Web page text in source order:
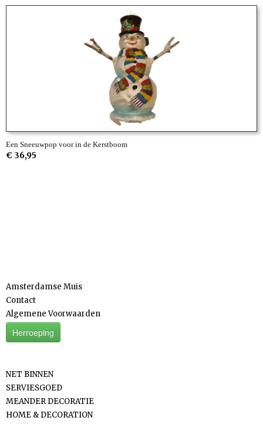
Een Sneeuwpop voor in de Kerstboom
€ 36,95
Amsterdamse Muis
Contact
Algemene Voorwaarden
Herroeping
NET BINNEN
SERVIESGOED
MEANDER DECORATIE
HOME & DECORATION